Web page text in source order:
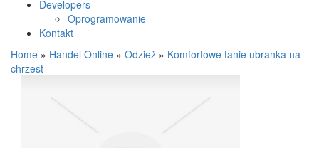
Developers
Oprogramowanie
Kontakt
Home » Handel Online » Odzież » Komfortowe tanie ubranka na
chrzest